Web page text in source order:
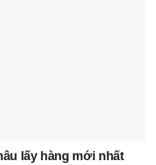
lấy hàng mới nhất